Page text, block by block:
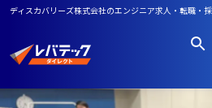
ディスカバリーズ株式会社のエンジニア求人・転職・